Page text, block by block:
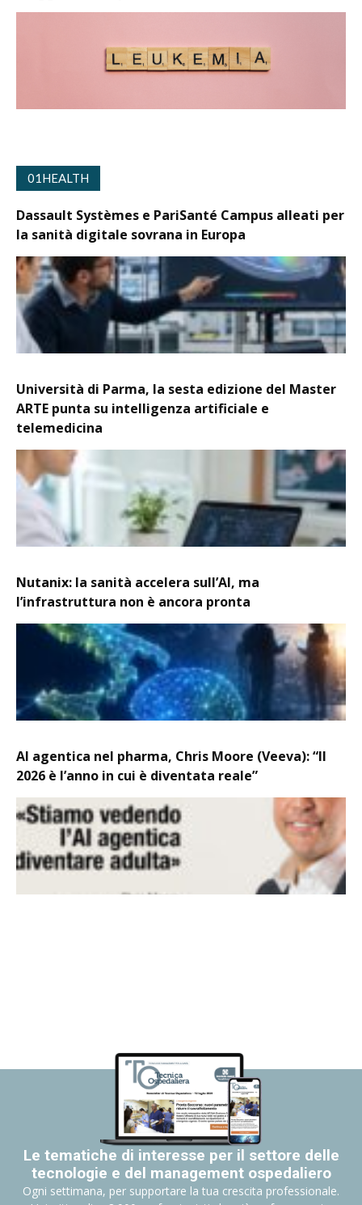
01HEALTH
Dassault Systèmes e PariSanté Campus alleati per
la sanità digitale sovrana in Europa
Università di Parma, la sesta edizione del Master
ARTE punta su intelligenza artificiale e
telemedicina
Nutanix: la sanità accelera sull’AI, ma
l’infrastruttura non è ancora pronta
AI agentica nel pharma, Chris Moore (Veeva): “Il
2026 è l’anno in cui è diventata reale”
Le tematiche di interesse per il settore delle
tecnologie e del management ospedaliero
Ogni settimana, per supportare la tua crescita professionale.